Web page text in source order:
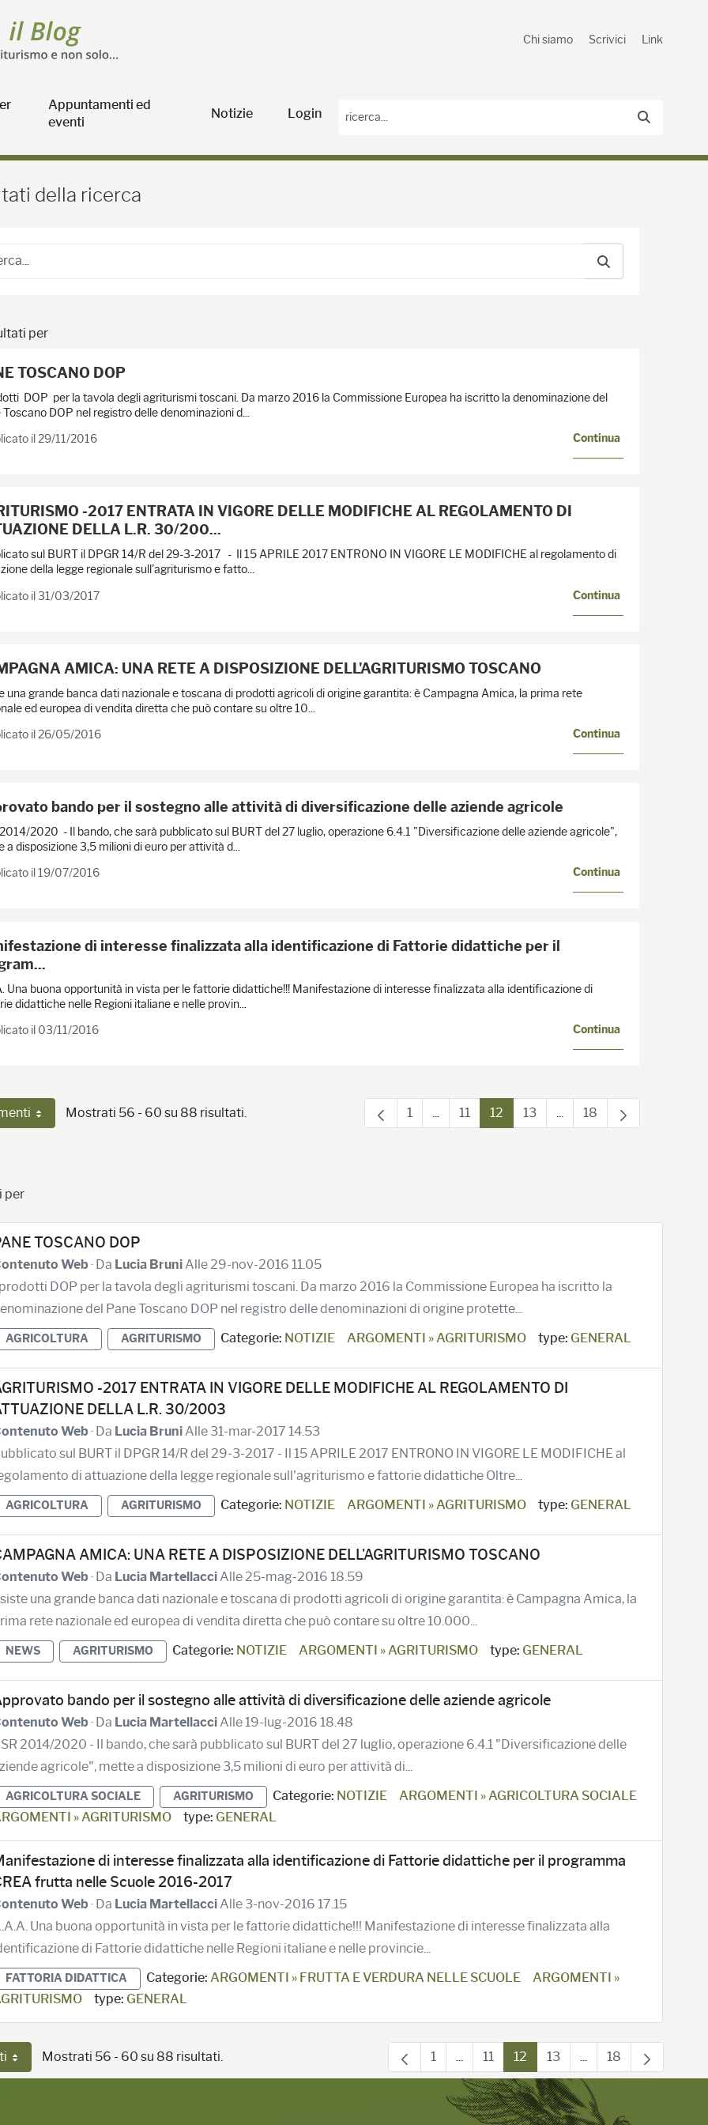
Chi siamo Scrivici Link
Appuntamenti ed
eventi
Notizie Login
Agricoltura
della ricerca
per
TOSCANO DOP
DOP per la tavola degli agriturismi toscani. Da marzo 2016 la Commissione Europea ha iscritto la denominazione del
Toscano DOP nel registro delle denominazioni d...
il 29/11/2016
Continua
-2017 ENTRATA IN VIGORE DELLE MODIFICHE AL REGOLAMENTO DI
DELLA L.R. 30/200...
sul BURT il DPGR 14/R del 29-3-2017 - Il 15 APRILE 2017 ENTRONO IN VIGORE LE MODIFICHE al regolamento di
della legge regionale sull'agriturismo e fatto...
il 31/03/2017
Continua
AMICA: UNA RETE A DISPOSIZIONE DELL'AGRITURISMO TOSCANO
una grande banca dati nazionale e toscana di prodotti agricoli di origine garantita: è Campagna Amica, la prima rete
ed europea di vendita diretta che può contare su oltre 10...
il 26/05/2016
Continua
bando per il sostegno alle attività di diversificazione delle aziende agricole
2020 - Il bando, che sarà pubblicato sul BURT del 27 luglio, operazione 6.4.1 "Diversificazione delle aziende agricole",
a disposizione 3,5 milioni di euro per attività d...
il 19/07/2016
Continua
di interesse finalizzata alla identificazione di Fattorie didattiche per il
Una buona opportunità in vista per le fattorie didattiche!!! Manifestazione di interesse finalizzata alla identificazione di
didattiche nelle Regioni italiane e nelle provin...
il 03/11/2016
Continua
Per paginaMostrati 56 - 60 su 88 risultati. Pagina
1 ...Pagine intermedie Use TAB to navigate.
Pagina
11 Pagina
12 Pagina
13 ...Pagine intermedie Use
Pagina
18
per
TOSCANO DOP
Web· Da Lucia BruniAlle 29-nov-2016 11.05
I prodotti DOP per la tavola degli agriturismi toscani. Da marzo 2016 la Commissione Europea ha iscritto la
del Pane Toscano DOP nel registro delle denominazioni di origine protette...
AGRICOLTURA AGRITURISMO Categorie: NOTIZIE ARGOMENTI » AGRITURISMO type: GENERAL
-2017 ENTRATA IN VIGORE DELLE MODIFICHE AL REGOLAMENTO DI
DELLA L.R. 30/2003
Web· Da Lucia BruniAlle 31-mar-2017 14.53
sul BURT il DPGR 14/R del 29-3-2017 - Il 15 APRILE 2017 ENTRONO IN VIGORE LE MODIFICHE al
di attuazione della legge regionale sull'agriturismo e fattorie didattiche Oltre...
AGRICOLTURA AGRITURISMO Categorie: NOTIZIE ARGOMENTI » AGRITURISMO type: GENERAL
AMICA: UNA RETE A DISPOSIZIONE DELL'AGRITURISMO TOSCANO
Web· Da Lucia MartellacciAlle 25-mag-2016 18.59
una grande banca dati nazionale e toscana di prodotti agricoli di origine garantita: è Campagna Amica, la
rete nazionale ed europea di vendita diretta che può contare su oltre 10.000...
NEWS AGRITURISMO Categorie: NOTIZIE ARGOMENTI » AGRITURISMO type: GENERAL
bando per il sostegno alle attività di diversificazione delle aziende agricole
Web· Da Lucia MartellacciAlle 19-lug-2016 18.48
2014/2020 - Il bando, che sarà pubblicato sul BURT del 27 luglio, operazione 6.4.1 "Diversificazione delle
agricole", mette a disposizione 3,5 milioni di euro per attività di...
AGRICOLTURA SOCIALE AGRITURISMO Categorie: NOTIZIE
ARGOMENTI » AGRICOLTURA SOCIALE
» AGRITURISMO
type: GENERAL
di interesse finalizzata alla identificazione di Fattorie didattiche per il programma
frutta nelle Scuole 2016-2017
Web· Da Lucia MartellacciAlle 3-nov-2016 17.15
Una buona opportunità in vista per le fattorie didattiche!!! Manifestazione di interesse finalizzata alla
di Fattorie didattiche nelle Regioni italiane e nelle provincie...
FATTORIA DIDATTICA Categorie: ARGOMENTI » FRUTTA E VERDURA NELLE SCUOLE
ARGOMENTI »
type: GENERAL
paginaMostrati 56 - 60 su 88 risultati. Pagina
1 ...Pagine intermedie Use TAB to navigate.
Pagina
11 Pagina
12 Pagina
13 ...Pagine intermedie
Pagina
18